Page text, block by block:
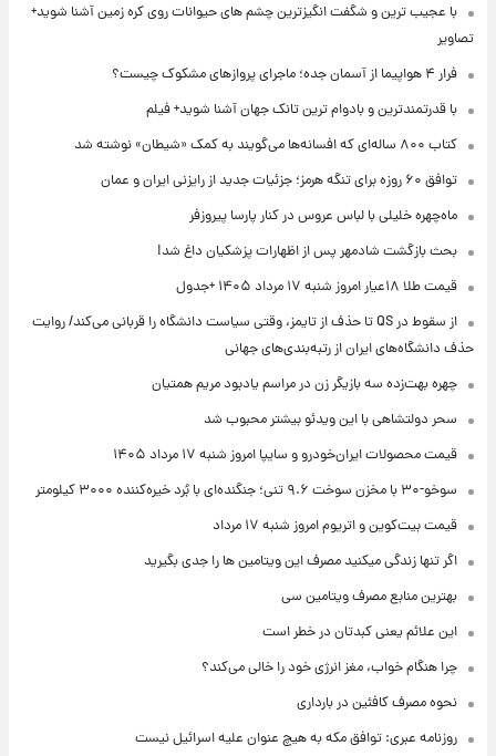
با عجیب ترین و شگفت انگیزترین چشم های حیوانات روی کره زمین آشنا شوید+
تصاویر
فرار ۴ هواپیما از آسمان جده؛ ماجرای پروازهای مشکوک چیست؟
با قدرتمندترین و بادوام ترین تانک جهان آشنا شوید+ فیلم
کتاب ۸۰۰ ساله‌ای که افسانه‌ها می‌گویند به کمک «شیطان» نوشته شد
توافق ۶۰ روزه برای تنگه هرمز؛ جزئیات جدید از رایزنی ایران و عمان
ماه‌چهره خلیلی با لباس عروس در کنار پارسا پیروزفر
بحث بازگشت شادمهر پس از اظهارات پزشکیان داغ شد!
قیمت طلا ۱۸عیار امروز شنبه ۱۷ مرداد ۱۴۰۵ +جدول
از سقوط در QS تا حذف از تایمز، وقتی سیاست دانشگاه را قربانی می‌کند/ روایت
حذف دانشگاه‌های ایران از رتبه‌بندی‌های جهانی
چهره بهت‌زده سه بازیگر زن در مراسم یادبود مریم همتیان
سحر دولتشاهی با این ویدئو بیشتر محبوب شد
قیمت محصولات ایران‌خودرو و سایپا امروز شنبه ۱۷ مرداد ۱۴۰۵
سوخو-۳۰ با مخزن سوخت ۹.۶ تنی؛ جنگنده‌ای با بُرد خیره‌کننده ۳۰۰۰ کیلومتر
قیمت بیت‌کوین و اتریوم امروز شنبه ۱۷ مرداد
اگر تنها زندگی میکنید مصرف این ویتامین ها را جدی بگیرید
بهترین منابع مصرف ویتامین سی
این علائم یعنی کبدتان در خطر است
چرا هنگام خواب، مغز انرژی خود را خالی می‌کند؟
نحوه مصرف کافئین در بارداری
روزنامه عبری: توافق مکه به هیچ عنوان علیه اسرائیل نیست